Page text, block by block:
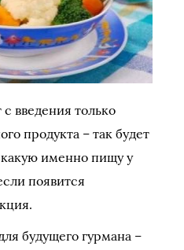
введения только
продукта – так будет
какую именно пищу у
появится
будущего гурмана –